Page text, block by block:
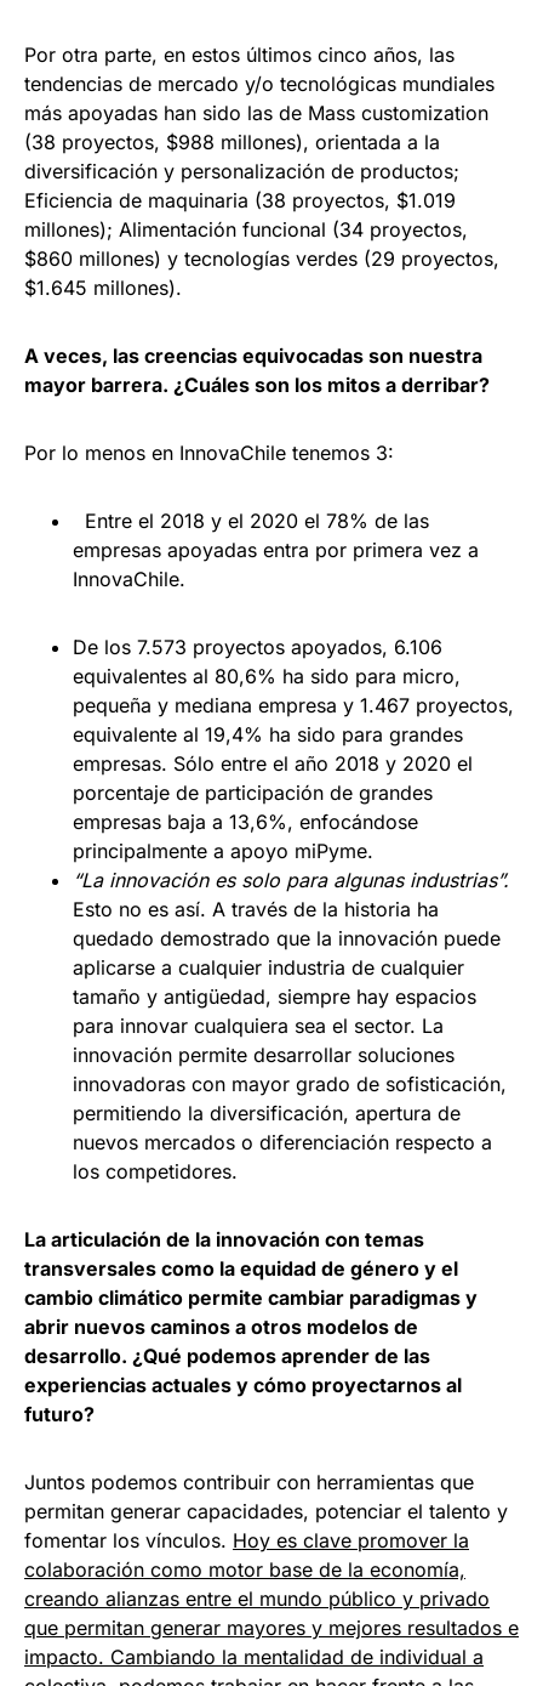
Por otra parte, en estos últimos cinco años, las
tendencias de mercado y/o tecnológicas mundiales
más apoyadas han sido las de Mass customization
(38 proyectos, $988 millones), orientada a la
diversificación y personalización de productos;
Eficiencia de maquinaria (38 proyectos, $1.019
millones); Alimentación funcional (34 proyectos,
$860 millones) y tecnologías verdes (29 proyectos,
$1.645 millones).
A veces, las creencias equivocadas son nuestra
mayor barrera. ¿Cuáles son los mitos a derribar?
Por lo menos en InnovaChile tenemos 3:
Entre el 2018 y el 2020 el 78% de las
empresas apoyadas entra por primera vez a
InnovaChile.
De los 7.573 proyectos apoyados, 6.106
equivalentes al 80,6% ha sido para micro,
pequeña y mediana empresa y 1.467 proyectos,
equivalente al 19,4% ha sido para grandes
empresas. Sólo entre el año 2018 y 2020 el
porcentaje de participación de grandes
empresas baja a 13,6%, enfocándose
principalmente a apoyo miPyme.
“La innovación es solo para algunas industrias”.
Esto no es así. A través de la historia ha
quedado demostrado que la innovación puede
aplicarse a cualquier industria de cualquier
tamaño y antigüedad, siempre hay espacios
para innovar cualquiera sea el sector. La
innovación permite desarrollar soluciones
innovadoras con mayor grado de sofisticación,
permitiendo la diversificación, apertura de
nuevos mercados o diferenciación respecto a
los competidores.
La articulación de la innovación con temas
transversales como la equidad de género y el
cambio climático permite cambiar paradigmas y
abrir nuevos caminos a otros modelos de
desarrollo. ¿Qué podemos aprender de las
experiencias actuales y cómo proyectarnos al
futuro?
Juntos podemos contribuir con herramientas que
permitan generar capacidades, potenciar el talento y
fomentar los vínculos. Hoy es clave promover la
colaboración como motor base de la economía,
creando alianzas entre el mundo público y privado
que permitan generar mayores y mejores resultados e
impacto. Cambiando la mentalidad de individual a